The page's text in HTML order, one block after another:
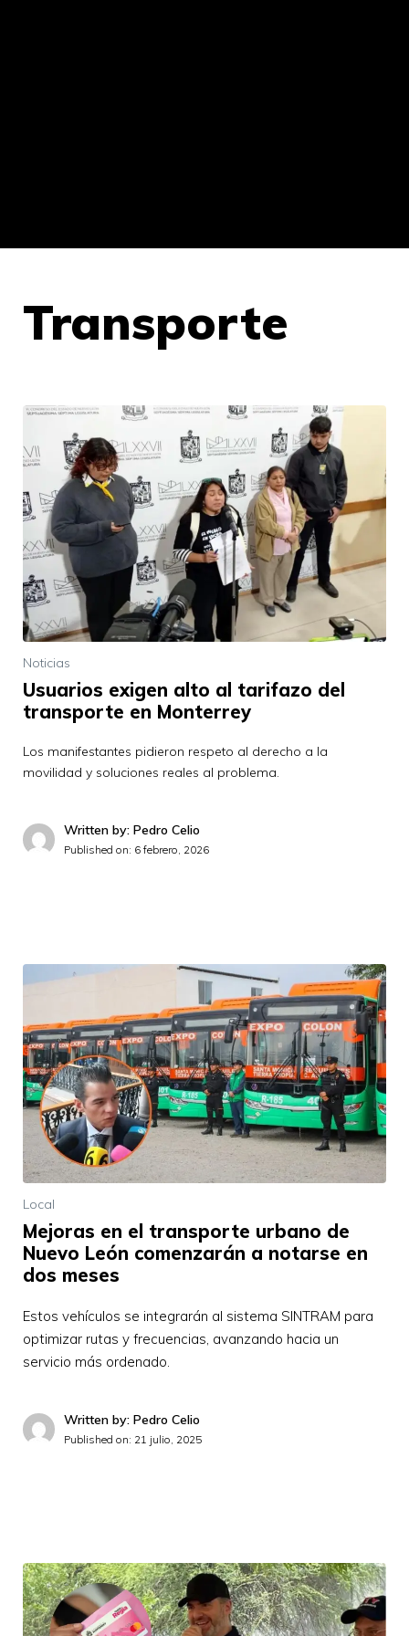
Transporte
Noticias
Usuarios exigen alto al tarifazo del
transporte en Monterrey
Los manifestantes pidieron respeto al derecho a la
movilidad y soluciones reales al problema.
Written by: Pedro Celio
Published on: 6 febrero, 2026
Local
Mejoras en el transporte urbano de
Nuevo León comenzarán a notarse en
dos meses
Estos vehículos se integrarán al sistema SINTRAM para
optimizar rutas y frecuencias, avanzando hacia un
servicio más ordenado.
Written by: Pedro Celio
Published on: 21 julio, 2025